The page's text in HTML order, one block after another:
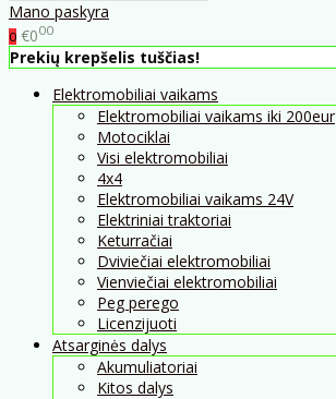
Mano paskyra
0 €000
Prekių krepšelis tuščias!
Elektromobiliai vaikams
Elektromobiliai vaikams iki 200eur
Motociklai
Visi elektromobiliai
4x4
Elektromobiliai vaikams 24V
Elektriniai traktoriai
Keturračiai
Dviviečiai elektromobiliai
Vienviečiai elektromobiliai
Peg perego
Licenzijuoti
Atsarginės dalys
Akumuliatoriai
Kitos dalys